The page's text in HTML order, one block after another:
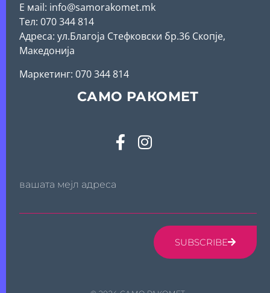
Е мail: info@samorakomet.mk
Тел: 070 344 814
Адреса: ул.Благоја Стефковски бр.36 Скопје,
Македонија
Mаркетинг: 070 344 814
САМО РАКОМЕТ
вашата мејл адреса
SUBSCRIBE